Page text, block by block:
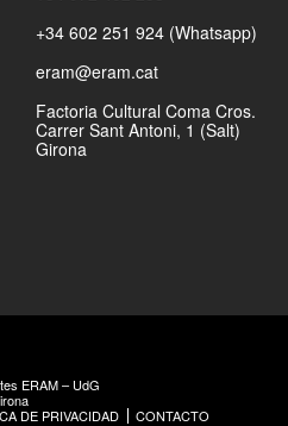
+34 602 251 924 (Whatsapp)
eram@eram.cat
Factoria Cultural Coma Cros.
Carrer Sant Antoni, 1 (Salt)
Girona
ERAM – UdG
DE PRIVACIDAD CONTACTO